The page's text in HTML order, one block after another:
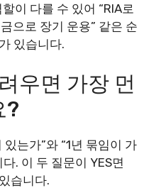
이 다를 수 있어 “RIA로
으로 장기 운용” 같은 순
있습니다.
우면 가장 먼
?
는가”와 “1년 묶임이 가
. 이 두 질문이 YES면
습니다.